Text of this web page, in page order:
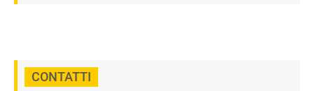
CONTATTI